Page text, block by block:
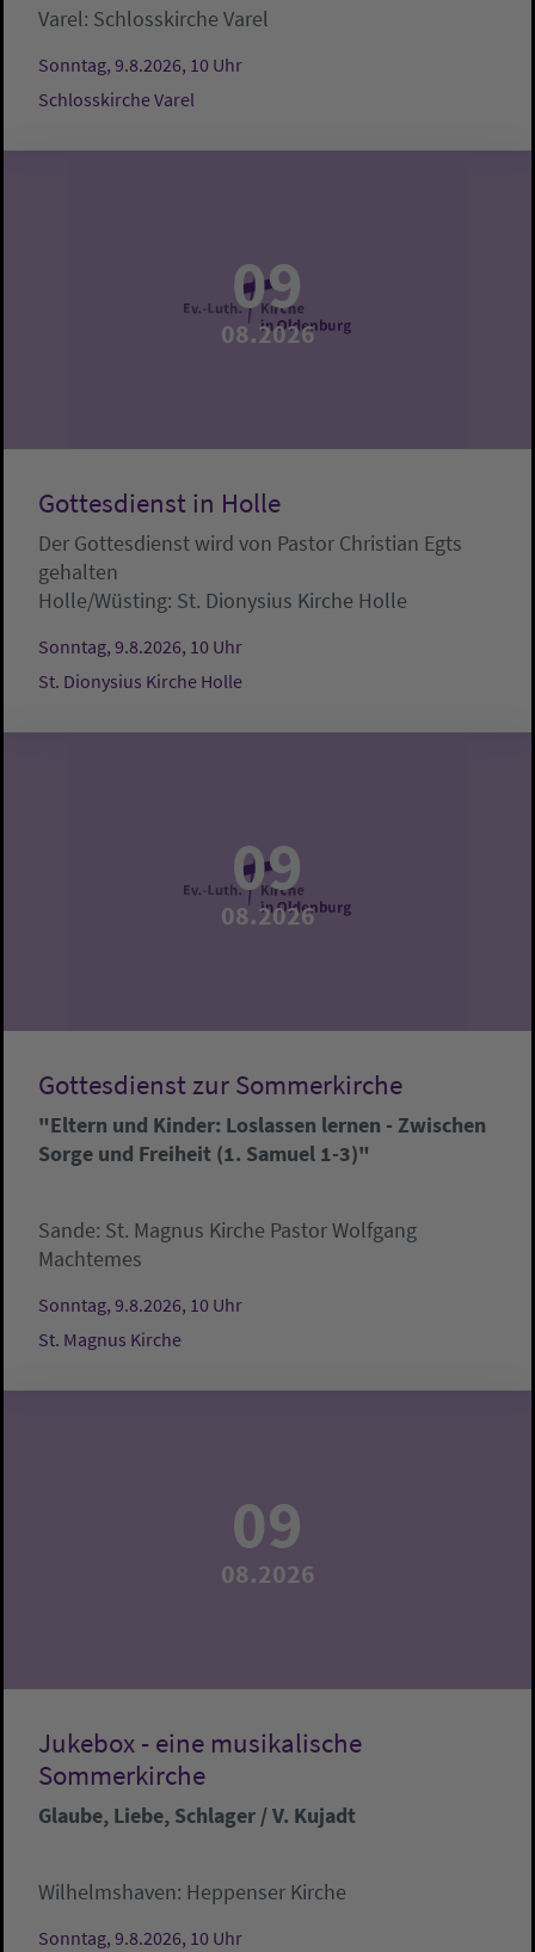
Varel: Schlosskirche Varel
Sonntag, 9.8.2026, 10 Uhr
Schlosskirche Varel
09
08.2026
Gottesdienst in Holle
Der Gottesdienst wird von Pastor Christian Egts
gehalten
Holle/Wüsting: St. Dionysius Kirche Holle
Sonntag, 9.8.2026, 10 Uhr
St. Dionysius Kirche Holle
09
08.2026
Gottesdienst zur Sommerkirche
"Eltern und Kinder: Loslassen lernen - Zwischen
Sorge und Freiheit (1. Samuel 1-3)"
Sande: St. Magnus Kirche Pastor Wolfgang
Machtemes
Sonntag, 9.8.2026, 10 Uhr
St. Magnus Kirche
09
08.2026
Jukebox - eine musikalische
Sommerkirche
Glaube, Liebe, Schlager / V. Kujadt
Wilhelmshaven: Heppenser Kirche
Sonntag, 9.8.2026, 10 Uhr